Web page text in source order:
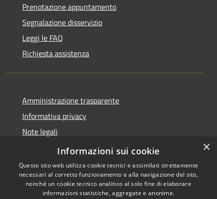
Prenotazione appuntamento
Segnalazione disservizio
Leggi le FAQ
Richiesta assistenza
Amministrazione trasparente
Informativa privacy
Note legali
Dichiarazione di accessibilità
Copyright © 2026 • Comune di
×
Informazioni sui cookie
Questo sito web utilizza cookie tecnici e assimilati strettamente
necessari al corretto funzionamento e alla navigazione del sito,
nonché un cookie tecnico analitico al solo fine di elaborare
informazioni statistiche, aggregate e anonime.